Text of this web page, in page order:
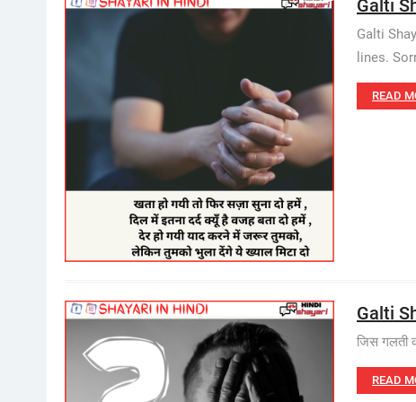
Galti
Galti
lines.
READ
Galti
जिस गलती
READ